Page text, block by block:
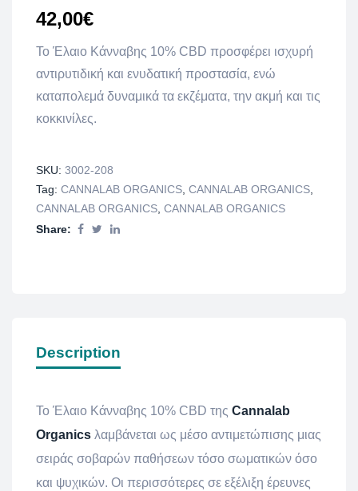
42,00€
Το Έλαιο Κάνναβης 10% CBD προσφέρει ισχυρή
αντιρυτιδική και ενυδατική προστασία, ενώ
καταπολεμά δυναμικά τα εκζέματα, την ακμή και τις
κοκκινίλες.
SKU: 3002-208
Tag: CANNALAB ORGANICS, CANNALAB ORGANICS,
CANNALAB ORGANICS, CANNALAB ORGANICS
Share:
Description
Το Έλαιο Κάνναβης 10% CBD της Cannalab
Organics λαμβάνεται ως μέσο αντιμετώπισης μιας
σειράς σοβαρών παθήσεων τόσο σωματικών όσο
και ψυχικών. Οι περισσότερες σε εξέλιξη έρευνες